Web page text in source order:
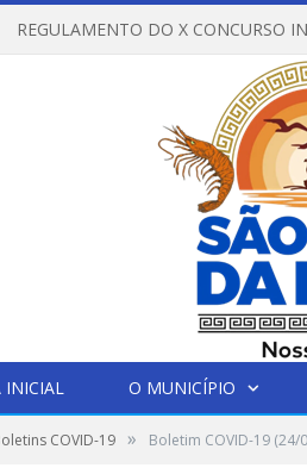
INICIAL O MUNICÍPIO
COVID-19 » Boletim COVID-19 (24/